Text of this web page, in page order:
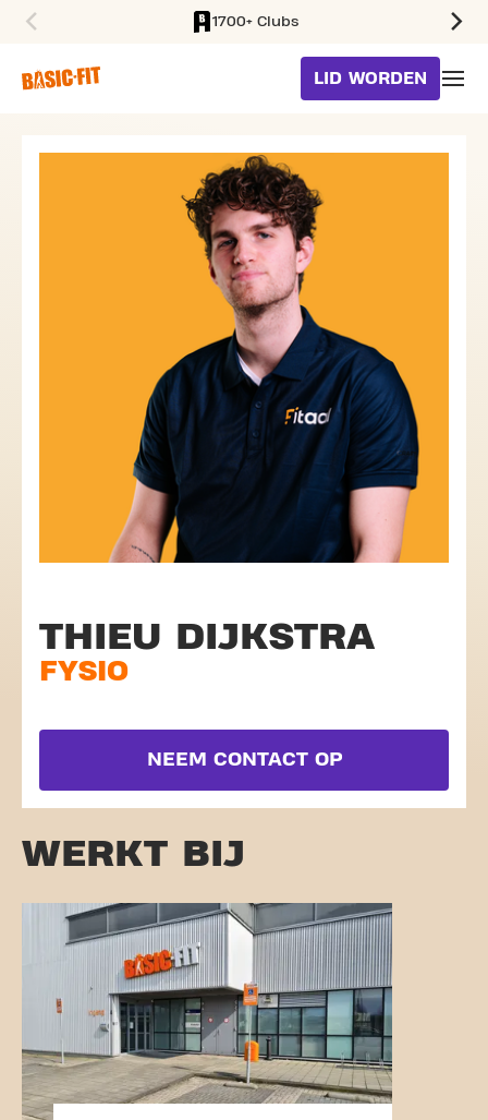
1700+ Clubs
LID WORDEN
THIEU DIJKSTRA
FYSIO
NEEM CONTACT OP
WERKT BIJ